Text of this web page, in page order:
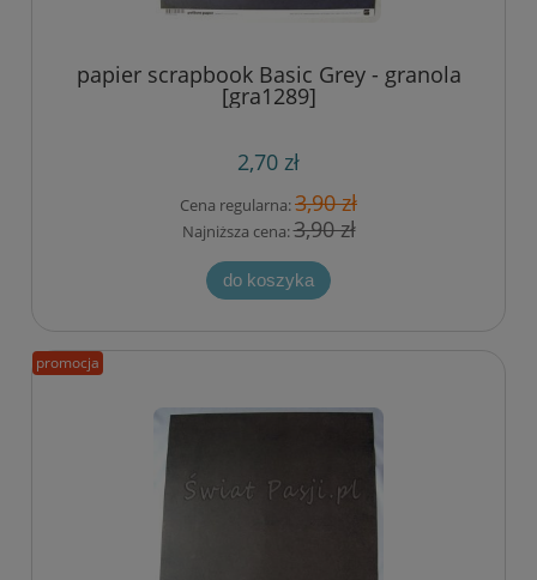
papier scrapbook Basic Grey - granola
[gra1289]
2,70 zł
Cena regularna:3,90 zł
Najniższa cena:3,90 zł
do koszyka
promocja